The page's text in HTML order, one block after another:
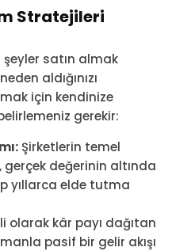
Stratejileri
satın almak
aldığınızı
için kendinize
gerekir:
Şirketlerin temel
değerinin altında
yıllarca elde tutma
olarak kâr payı dağıtan
pasif bir gelir akışı